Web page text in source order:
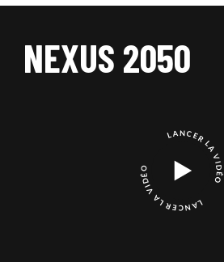
NEXUS 2050
LANCER LA VIDÉOLANCER LA VIDÉO